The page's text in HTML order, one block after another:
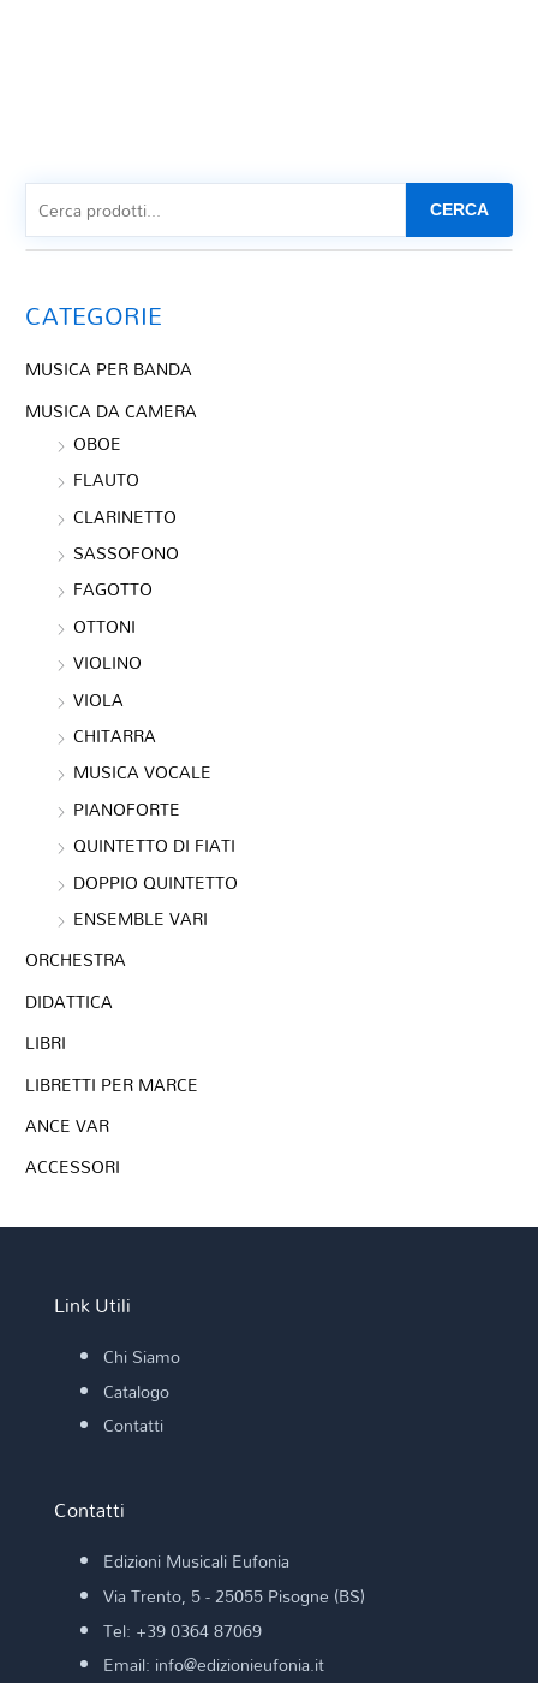
CERCA
CATEGORIE
MUSICA PER BANDA
MUSICA DA CAMERA
OBOE
FLAUTO
CLARINETTO
SASSOFONO
FAGOTTO
OTTONI
VIOLINO
VIOLA
CHITARRA
MUSICA VOCALE
PIANOFORTE
QUINTETTO DI FIATI
DOPPIO QUINTETTO
ENSEMBLE VARI
ORCHESTRA
DIDATTICA
LIBRI
LIBRETTI PER MARCE
ANCE VAR
ACCESSORI
Link Utili
Chi Siamo
Catalogo
Contatti
Contatti
Edizioni Musicali Eufonia
Via Trento, 5 - 25055 Pisogne (BS)
Tel: +39 0364 87069
Email: info@edizionieufonia.it